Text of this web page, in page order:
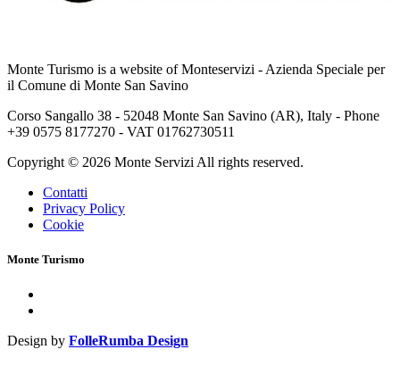
Monte Turismo is a website of Monteservizi - Azienda Speciale per
il Comune di Monte San Savino
Corso Sangallo 38 - 52048 Monte San Savino (AR), Italy - Phone
+39 0575 8177270 - VAT 01762730511
Copyright © 2026 Monte Servizi All rights reserved.
Contatti
Privacy Policy
Cookie
Monte Turismo
Design by FolleRumba Design